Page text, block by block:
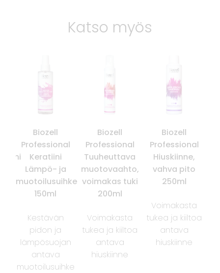
Katso myös
Biozell
Professional
Keratiini
Lämpö- ja
muotoilusuihke
150ml
Kestävän
pidon ja
lämpösuojan
antava
muotoilusuihke
Biozell
Professional
Tuuheuttava
muotovaahto,
voimakas tuki
200ml
Voimakasta
tukea ja kiiltoa
antava
hiuskiinne
Biozell
Professional
Hiuskiinne,
vahva pito
250ml
Voimakasta
tukea ja kiiltoa
antava
hiuskiinne